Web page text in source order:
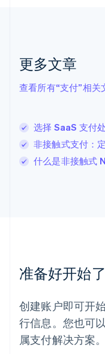
更多文章
查看所有“支付”相关
选择 SaaS 支付
非接触式支付：
什么是非接触式
准备好开始
创建账户即可开
行信息。您也可
属支付解决方案。
English
English
卢森堡
罗马尼亚
English
挪威
葡萄牙
Português English
日本
日本語English
瑞典